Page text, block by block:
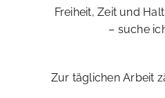
Freiheit, Zeit und
– suche
Zur täglichen Arbeit